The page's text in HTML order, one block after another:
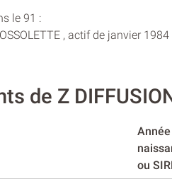
le 91 :
, actif de janvier
de Z
Année
ou